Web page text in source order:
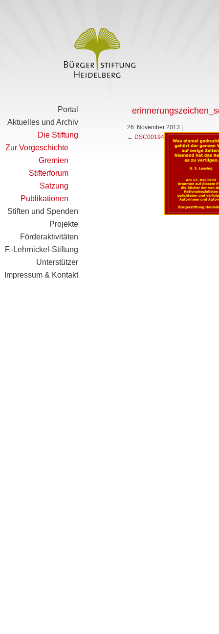
Portal
Aktuelles und Archiv
Die Stiftung
Zur Vorgeschichte
Gremien
Stifterforum
Satzung
Publikationen
Stiften und Spenden
Projekte
Förderaktivitäten
F.-Lehrnickel-Stiftung
Unterstützer
Impressum & Kontakt
26. November 2013
← DSC00194